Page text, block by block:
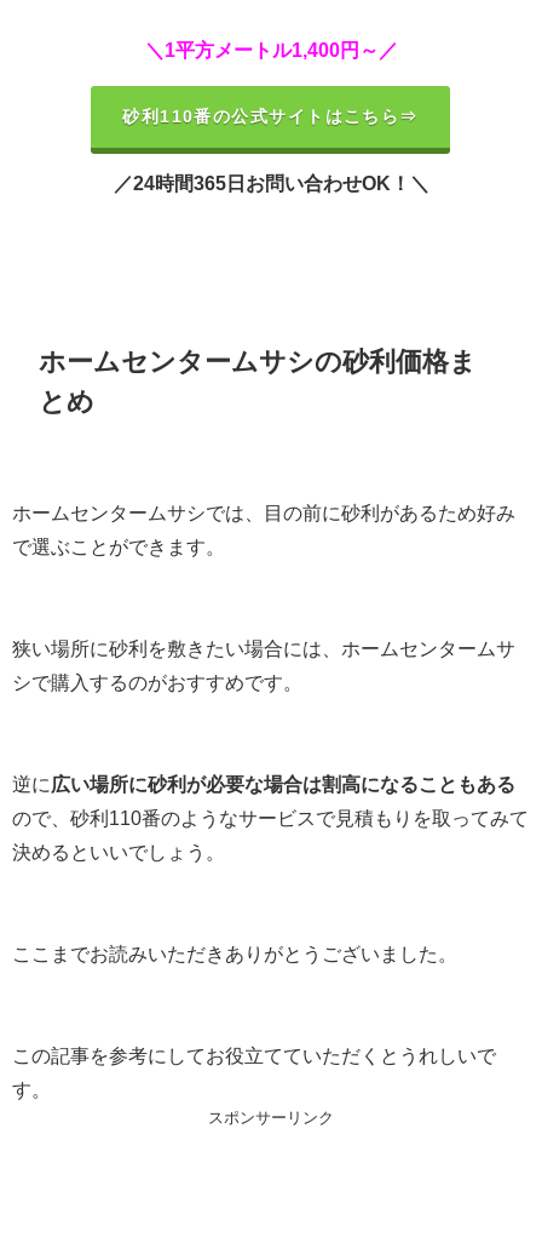
＼1平方メートル1,400円～／
砂利110番の公式サイトはこちら⇒
／24時間365日お問い合わせOK！＼
ホームセンタームサシの砂利価格ま
とめ
ホームセンタームサシでは、目の前に砂利があるため好み
で選ぶことができます。
狭い場所に砂利を敷きたい場合には、ホームセンタームサ
シで購入するのがおすすめです。
逆に 広い場所に砂利が必要な場合は割高になることもある
ので、砂利110番のようなサービスで見積もりを取ってみて
決めるといいでしょう。
ここまでお読みいただきありがとうございました。
この記事を参考にしてお役立てていただくとうれしいで
す。
スポンサーリンク